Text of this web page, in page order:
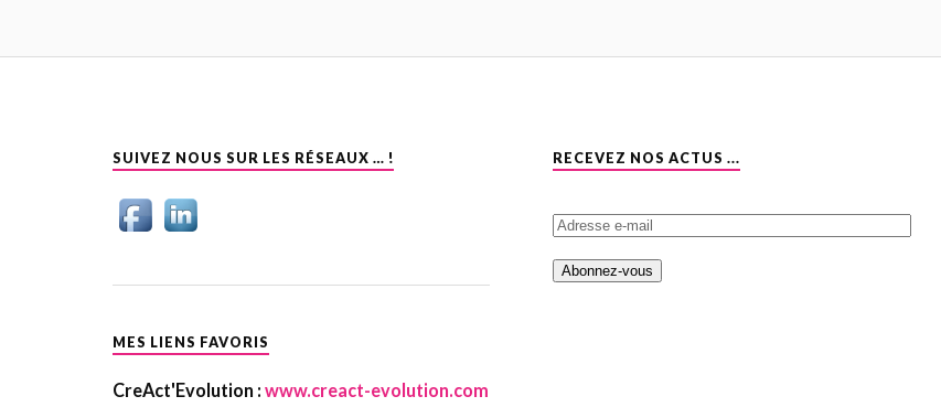
SUIVEZ NOUS SUR LES RÉSEAUX … !
MES LIENS FAVORIS
CreAct'Evolution : www.creact-evolution.com
RECEVEZ NOS ACTUS ...
A
d
r